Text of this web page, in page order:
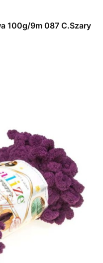
100g/9m 087 C.Szary